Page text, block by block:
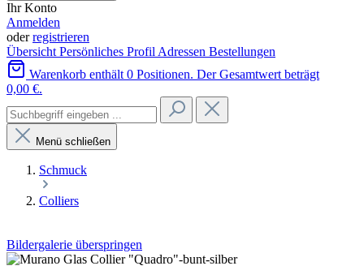
Ihr Konto
Anmelden
oderregistrieren
Übersicht Persönliches Profil Adressen Bestellungen
Warenkorb enthält 0 Positionen. Der Gesamtwert beträgt
0,00 €.
Menü schließen
Schmuck
Colliers
Bildergalerie überspringen